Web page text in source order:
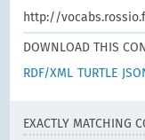
http://
DOWNLOAD THIS
RDF/XML TURTLE
EXACTLY MATCHING